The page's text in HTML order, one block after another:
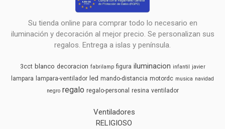
Su tienda online para comprar todo lo necesario en
iluminación y decoración al mejor precio. Se personalizan sus
regalos. Entrega a islas y península.
3cct blanco decoracion fabrilamp figura iluminacion infantil javier
lampara lampara-ventilador led mando-distancia motordc musica navidad
negro regalo regalo-personal resina ventilador
Ventiladores
RELIGIOSO